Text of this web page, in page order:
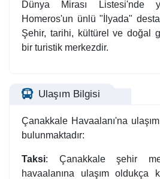
Dünya Mirası Listesi'nde
Homeros'un ünlü "İlyada"
Şehir, tarihi, kültürel ve doğal
bir turistik merkezdir.
Ulaşım Bilgisi
Çanakkale Havaalanı'na
bulunmaktadır:
Taksi: Çanakkale şehir
havaalanına ulaşım oldukça